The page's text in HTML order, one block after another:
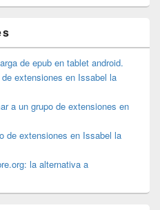
de epub en tablet android.
extensiones en Issabel la
a un grupo de extensiones en
de extensiones en Issabel la
la alternativa a